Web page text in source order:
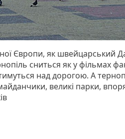
Європи, як швейцарський
сниться як у фільмах
над дорогою. А
великі парки,